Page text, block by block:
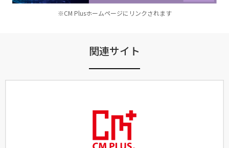
※CM Plusホームページにリンクされます
関連サイト